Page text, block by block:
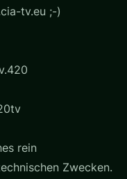
tv.eu ;-)
rein
Zwecken.